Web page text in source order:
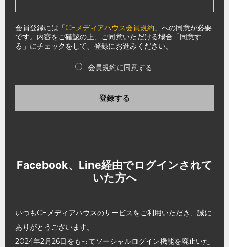
会員登録には「CEメディアハウス会員規約 」への同意が必要
です。内容をご確認の上、ご同意いただける場合「同意す
る」にチェックをして、登録にお進みください。
会員規約に同意する
登録する
Facebook、Line経由でログインされて
いた方へ
いつもCEメディアハウスのサービスをご利用いただき、誠に
ありがとうございます。
2024年2月26日をもってソーシャルログイン機能を廃止いた